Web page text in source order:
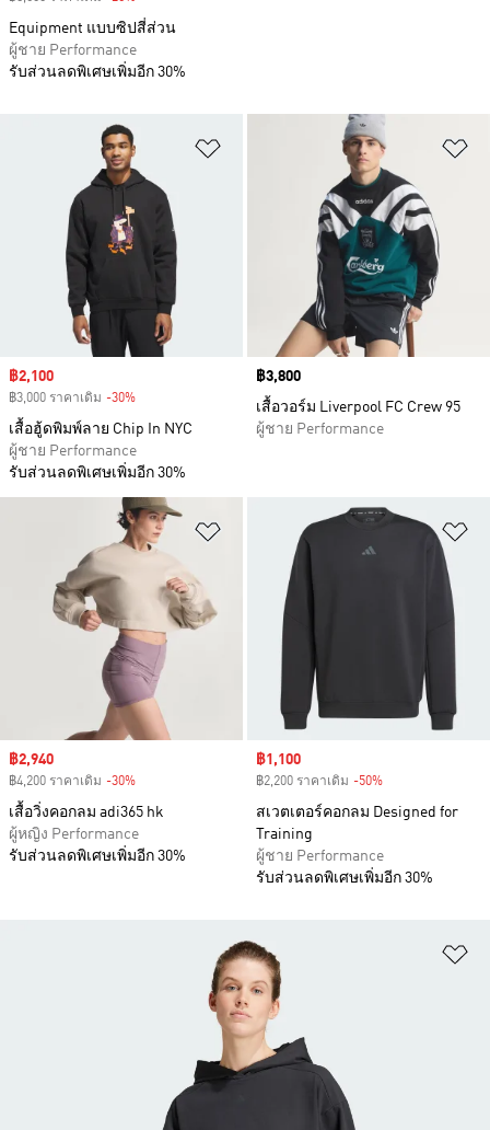
เพิ่มไปยังรายการสินค้าโปรด
Sale price
฿2,100
฿3,000 ราคาเดิม -30%
เสื้อฮู้ดพิมพ์ลาย Chip In NYC
ผู้ชาย Performance
รับส่วนลดพิเศษเพิ่มอีก 30%
Price
฿3,800
เสื้อวอร์ม Liverpool FC Crew 95
ผู้ชาย Performance
เพิ่มไปยังรายการสินค้าโปรด
Sale price
฿2,940
฿4,200 ราคาเดิม -30%
เสื้อวิ่งคอกลม adi365 hk
ผู้หญิง Performance
รับส่วนลดพิเศษเพิ่มอีก 30%
Sale price
฿1,100
฿2,200 ราคาเดิม -50%
สเวตเตอร์คอกลม Designed for
Training
ผู้ชาย Performance
รับส่วนลดพิเศษเพิ่มอีก 30%
Equipment แบบซิปสี่ส่วน
ผู้ชาย Performance
รับส่วนลดพิเศษเพิ่มอีก 30%